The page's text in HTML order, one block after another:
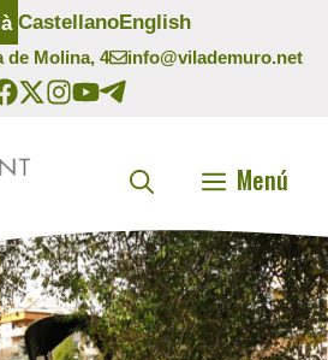
de Molina, 4 info@vilademuro.net
CastellanoEnglish
Menú